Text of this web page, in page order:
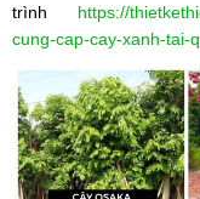
trình https://
cung-cap-cay-xanh-tai-